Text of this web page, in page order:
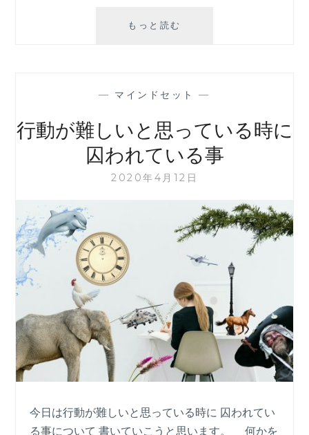
もっと読む
わ
る
分
の
— マインドセット —
行動が難しいと思っている時に
囚われている事
2020年4月12日
今日は行動が難しいと思っている時に 囚われてい
る事について 書いていこうと思います。 何かを